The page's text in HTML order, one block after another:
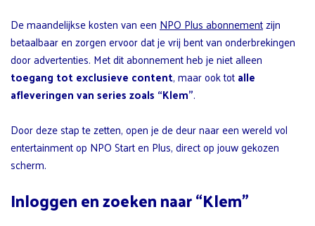
De maandelijkse kosten van een NPO Plus abonnementzijn
betaalbaar en zorgen ervoor dat je vrij bent van onderbrekingen
door advertenties. Met dit abonnement heb je niet alleen
toegang tot exclusieve content, maar ook totalle
afleveringen van series zoals “Klem”.
Door deze stap te zetten, open je de deur naar een wereld vol
entertainment op NPO Start en Plus, direct op jouw gekozen
scherm.
Inloggen en zoeken naar “Klem”